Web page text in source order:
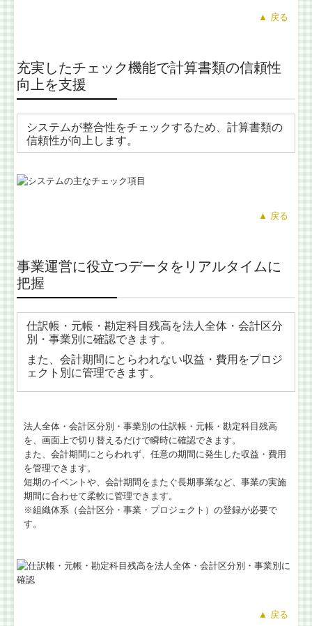
▲ 戻る
充実したチェック機能で計算書類の信頼性
向上を支援
システムが整合性をチェックするため、計算書類の
信頼性が向上します。
▲ 戻る
事業運営に役立つデータをリアルタイムに
把握
仕訳帳・元帳・勘定科目残高を法人全体・会計区分
別・事業別に確認できます。
また、会計期間にとらわれない収益・費用をプロジ
ェクト別に管理できます。
法人全体・会計区分別・事業別の仕訳帳・元帳・勘定科目残高
を、画面上で切り替えるだけで瞬時に確認できます。
また、会計期間にとらわれず、任意の期間に発生した収益・費用
を管理できます。
短期のイベントや、会計期間をまたぐ長期事業など、事業の実施
期間に合わせて柔軟に管理できます。
※組織体系（会計区分・事業・プロジェクト）の登録が必要で
す。
▲ 戻る